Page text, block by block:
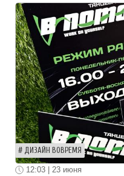
ДИЗАЙН ВОВРЕМЯ
12:03 | 23 июня